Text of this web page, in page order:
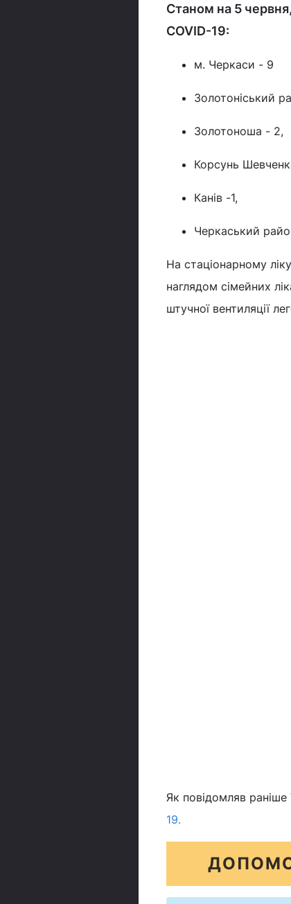
Станом на 5
COVID-19:
м. Черкаси - 9
Золотоніський
Золотоноша - 2,
Корсунь
Канів -1,
Черкаський
На стаціонарному
наглядом сімейних
штучної вентиляції
Як повідомляв раніше
19.